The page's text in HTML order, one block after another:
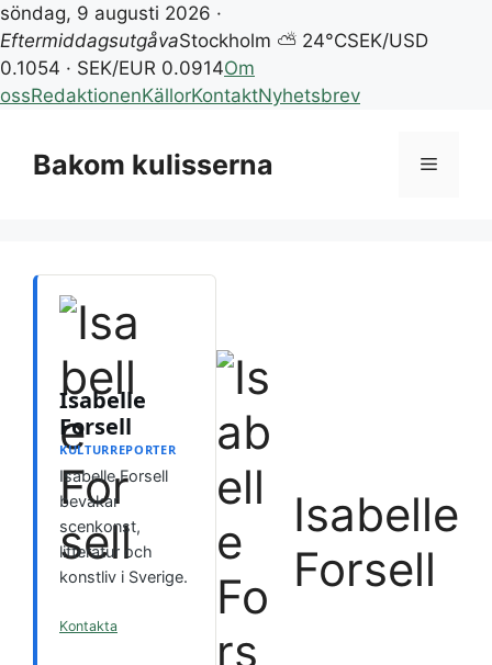
söndag, 9 augusti 2026 ·
EftermiddagsutgåvaStockholm ⛅ 24°CSEK/USD
0.1054 · SEK/EUR 0.0914Om
ossRedaktionenKällorKontaktNyhetsbrev
innehållBakom kulisserna Meny
Isabelle
Forsell
KULTURREPORTER
Isabelle Forsell
bevakar
scenkonst,
litteratur och
konstliv i Sverige.
Kontakta
Isabelle
Forsell